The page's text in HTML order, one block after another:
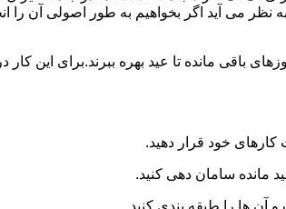
می آید اگر بخواهیم به طور اصولی آن را
مانده تا عید بهره ببرند.برای این کار
کارهای خود قرار دهید.
مانده سامان دهی کنید.
آن ها را طبقه بندی کنید.